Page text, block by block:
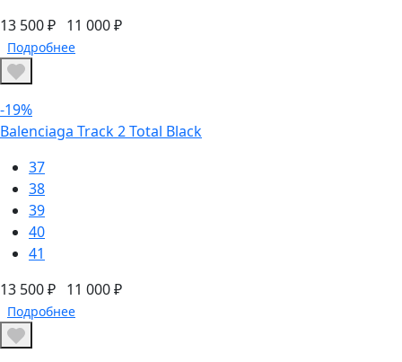
13 500 ₽ 11 000 ₽
Подробнее
-19%
Balenciaga Track 2 Total Black
37
38
39
40
41
13 500 ₽ 11 000 ₽
Подробнее